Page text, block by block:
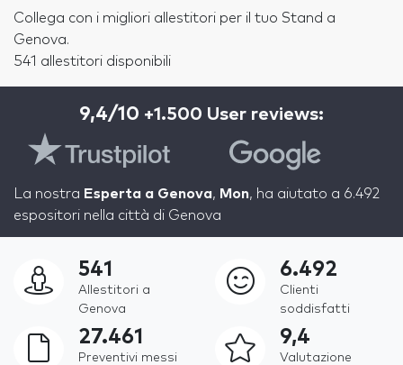
Collega con i migliori allestitori per il tuo Stand a
Genova.
541 allestitori disponibili
9,4/10 +1.500 User reviews:
La nostra Esperta a Genova, Mon, ha aiutato a 6.492
espositori nella città di Genova
541
Allestitori a
Genova
6.492
Clienti
soddisfatti
27.461
Preventivi messi
9,4
Valutazione